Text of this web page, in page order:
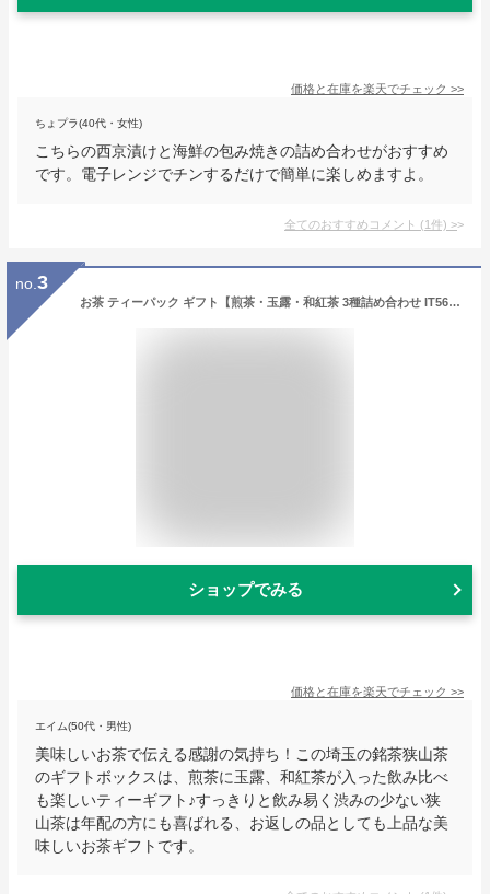
価格と在庫を楽天でチェック >>
ちょプラ(40代・女性)
こちらの西京漬けと海鮮の包み焼きの詰め合わせがおすすめ
です。電子レンジでチンするだけで簡単に楽しめますよ。
全てのおすすめコメント (1件) >
no. 3
お茶 ティーパック ギフト【煎茶・玉露・和紅茶 3種詰め合わせ IT56-90】緑茶 ティーバッグ 個包装 オシャレ かわいい 狭山茶 宇治茶 日本茶 高級 ギフトセット 誕生日 プレゼント 内祝い お返し 6000円／明治37年創業 狭山茶問屋 鈴木園
ショップでみる
価格と在庫を楽天でチェック >>
エイム(50代・男性)
美味しいお茶で伝える感謝の気持ち！この埼玉の銘茶狭山茶
のギフトボックスは、煎茶に玉露、和紅茶が入った飲み比べ
も楽しいティーギフト♪すっきりと飲み易く渋みの少ない狭
山茶は年配の方にも喜ばれる、お返しの品としても上品な美
味しいお茶ギフトです。